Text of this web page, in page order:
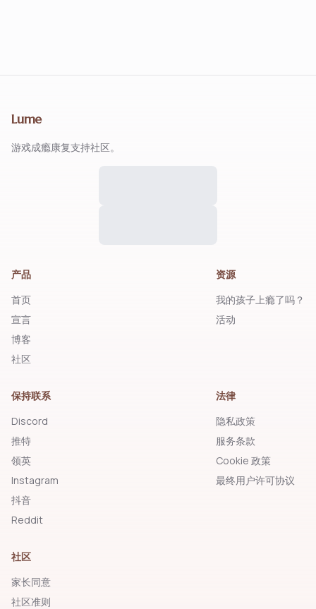
Lume
游戏成瘾康复支持社区。
产品
首页
宣言
博客
社区
资源
我的孩子上瘾了吗？
活动
保持联系
Discord
推特
领英
Instagram
抖音
Reddit
法律
隐私政策
服务条款
Cookie 政策
最终用户许可协议
社区
家长同意
社区准则